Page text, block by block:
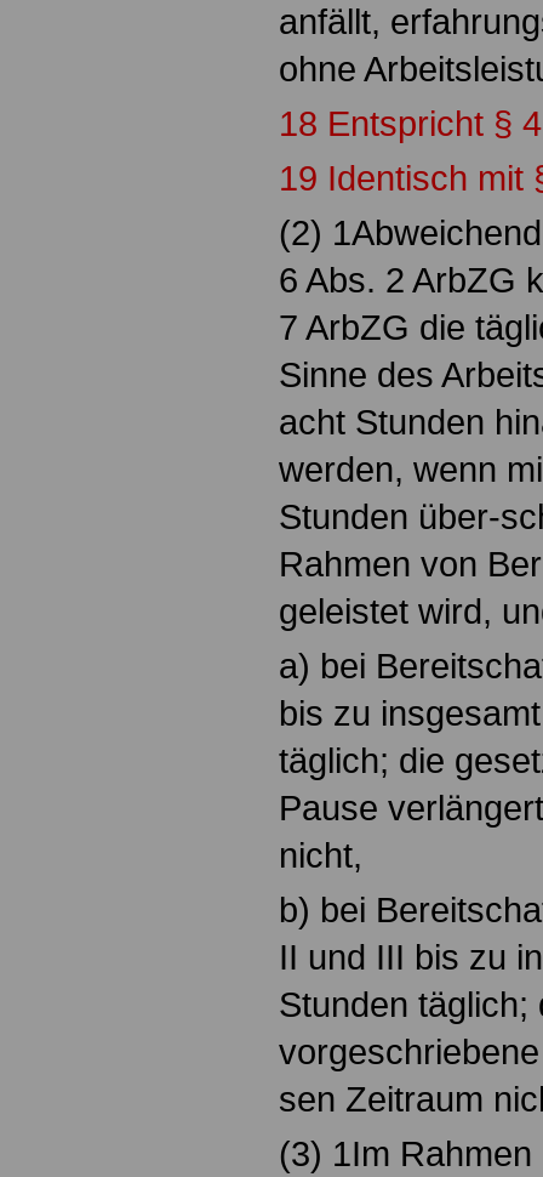
anfällt,
ohne
18 Entspricht §
19 Identisch mit
(2)
6 Abs. 2 ArbZG
7 ArbZG die
Sinne des
acht Stunden
werden, wenn
Stunden über-
Rahmen von
geleistet wird,
a) bei
bis zu
täglich; die
Pause
nicht,
b) bei
II und III bis zu
Stunden täglich;
sen Zeitraum
(3) 1Im